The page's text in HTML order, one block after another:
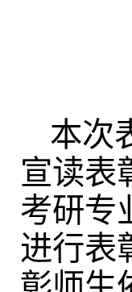
本次
宣读表
考研专
进行表